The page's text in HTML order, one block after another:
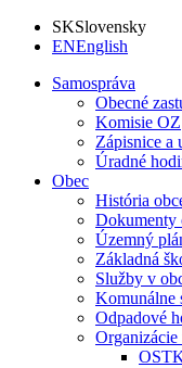
SKSlovensky
ENEnglish
Samospráva
Obecné
Komisie OZ
Zápisnice a
Úradné
Obec
História
Dokumenty
Územný
Základná
Služby v
Komunálne
Odpadové
Organizácie